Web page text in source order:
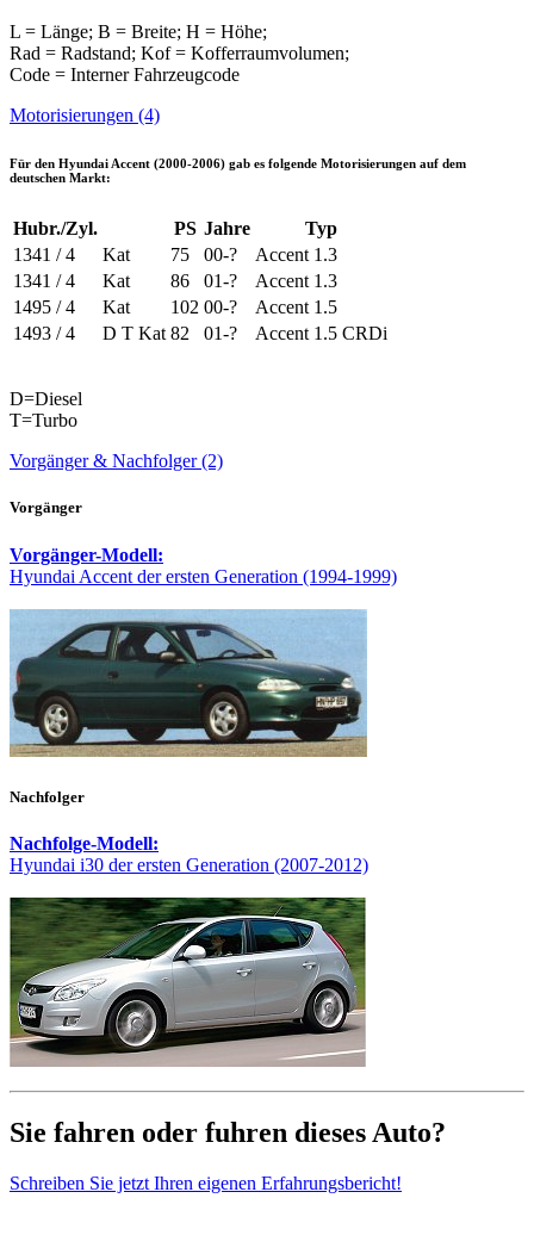
L = Länge; B = Breite; H = Höhe;
Rad = Radstand; Kof = Kofferraumvolumen;
Code = Interner Fahrzeugcode
Motorisierungen (4)
Für den Hyundai Accent (2000-2006) gab es folgende Motorisierungen auf dem
deutschen Markt:
Hubr./Zyl. PS Jahre
Typ
1341 / 4
Kat 75 00-?
Accent 1.3
1341 / 4
Kat 86 01-?
Accent 1.3
1495 / 4
Kat 102 00-?
Accent 1.5
1493 / 4
D T Kat 82 01-? Accent 1.5 CRDi
D=Diesel
T=Turbo
Vorgänger & Nachfolger (2)
Vorgänger
Vorgänger-Modell:
Hyundai Accent der ersten Generation (1994-1999)
Nachfolger
Nachfolge-Modell:
Hyundai i30 der ersten Generation (2007-2012)
Sie fahren oder fuhren dieses Auto?
Schreiben Sie jetzt Ihren eigenen Erfahrungsbericht!